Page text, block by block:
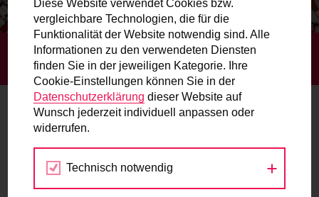
Radweg-Projektkarte
Routenplaner
Mit dem Fahrrad in Wien unterwegs? Hier finden Sie die
beste Route.
Wunschbox
Sie haben ein Anliegen zum Radverkehr? Schreiben Sie
STARTSEITE TERMINE
GRATIS RADFAHRTRAINING AM
RADÜBUNGSPLATZ AM SCHÖPFWERK
11.
JUL
2026
Diese Website verwendet Cookies bzw.
vergleichbare Technologien, die für die
Funktionalität der Website notwendig sind. Alle
Informationen zu den verwendeten Diensten
finden Sie in der jeweiligen Kategorie. Ihre
Cookie-Einstellungen können Sie in der
Datenschutzerklärung dieser Website auf
Wunsch jederzeit individuell anpassen oder
widerrufen.
Technisch notwendig